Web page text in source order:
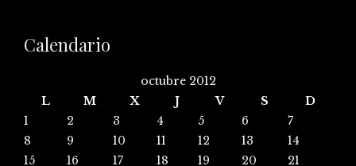
Calendario
octubre 2012
L
M X J V S
D
1
2 3 4 5 6
7
8
9 10 11 12 13
14
15
16 17 18 19 20
21